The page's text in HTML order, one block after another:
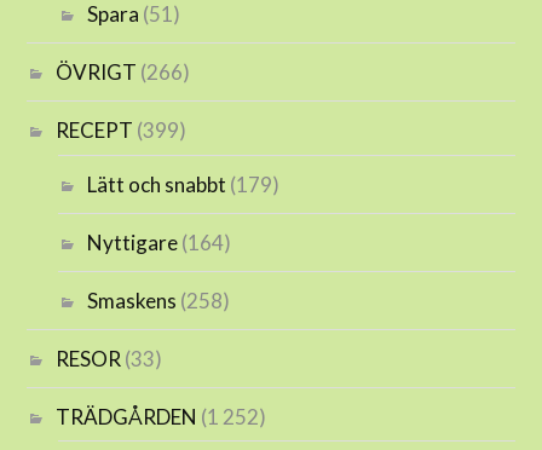
Spara (51)
ÖVRIGT (266)
RECEPT (399)
Lätt och snabbt (179)
Nyttigare(164)
Smaskens (258)
RESOR (33)
TRÄDGÅRDEN (1 252)